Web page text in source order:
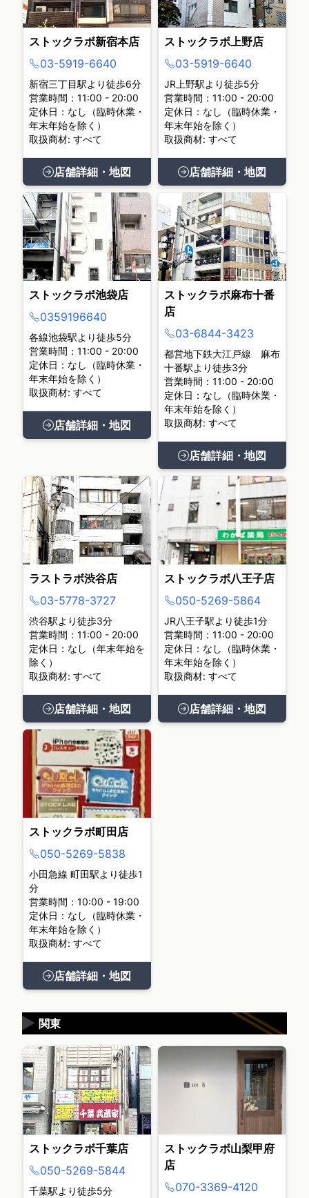
ストックラボ新宿本店
03-5919-6640
新宿三丁目駅より徒歩6分
営業時間：11:00 - 20:00
定休日：なし（臨時休業・
年末年始を除く）
取扱商材: すべて
店舗詳細・地図
ストックラボ上野店
03-5919-6640
JR上野駅より徒歩5分
営業時間：11:00 - 20:00
定休日：なし（臨時休業・
年末年始を除く）
取扱商材: すべて
店舗詳細・地図
ストックラボ池袋店
0359196640
各線池袋駅より徒歩5分
営業時間：11:00 - 20:00
定休日：なし（臨時休業・
年末年始を除く）
取扱商材: すべて
店舗詳細・地図
ストックラボ麻布十番
店
03-6844-3423
都営地下鉄大江戸線 麻布
十番駅より徒歩3分
営業時間：11:00 - 20:00
定休日：なし（臨時休業・
年末年始を除く）
取扱商材: すべて
店舗詳細・地図
ラストラボ渋谷店
03-5778-3727
渋谷駅より徒歩3分
営業時間：11:00 - 20:00
定休日：なし（年末年始を
除く）
取扱商材: すべて
店舗詳細・地図
ストックラボ八王子店
050-5269-5864
JR八王子駅より徒歩1分
営業時間：11:00 - 20:00
定休日：なし（臨時休業・
年末年始を除く）
取扱商材: すべて
店舗詳細・地図
ストックラボ町田店
050-5269-5838
小田急線 町田駅より徒歩1
分
営業時間：10:00 - 19:00
定休日：なし（臨時休業・
年末年始を除く）
取扱商材: すべて
店舗詳細・地図
関東
▶
ストックラボ千葉店
050-5269-5844
千葉駅より徒歩5分
ストックラボ山梨甲府
店
070-3369-4120